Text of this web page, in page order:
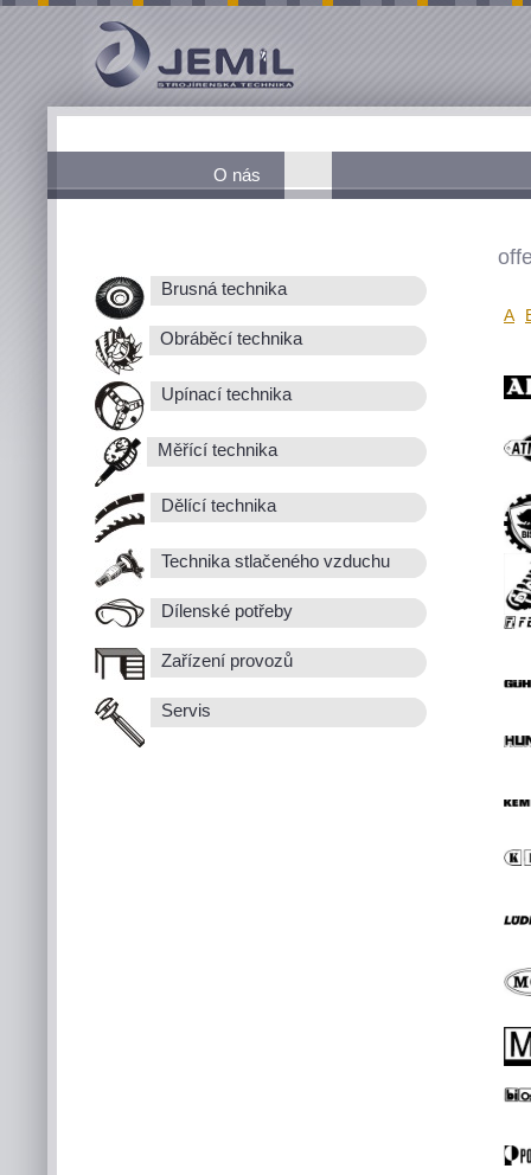
O nás
Brusná technika
Obráběcí technika
Upínací technika
Měřící technika
Dělící technika
Technika stlačeného vzduchu
Dílenské potřeby
Zařízení provozů
Servis
A